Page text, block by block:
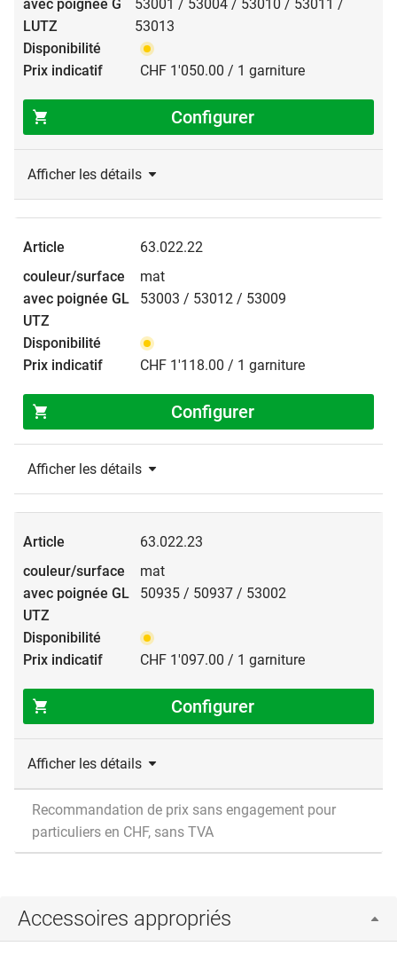
53001 / 53004 / 53010 / 53011 /
53013
CHF 1'050.00 / 1 garniture
Configurer
Afficher les détails
63.022.22
mat
53003 / 53012 / 53009
CHF 1'118.00 / 1 garniture
Configurer
Afficher les détails
63.022.23
mat
50935 / 50937 / 53002
CHF 1'097.00 / 1 garniture
Configurer
Afficher les détails
Recommandation de prix sans engagement pour
particuliers en CHF, sans TVA
Accessoires appropriés